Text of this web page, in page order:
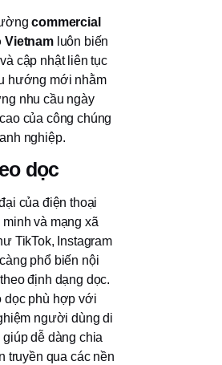
commercial
Vietnamluôn biến
cập nhật liên tục
hướng mới nhằm
nhu cầu ngày
của công chúng
nghiệp.
dọc
của điện thoại
minh và mạng xã
TikTok, Instagram
phổ biến nội
định dạng dọc.
dọc phù hợp với
người dùng di
giúp dễ dàng chia
truyền qua các nền